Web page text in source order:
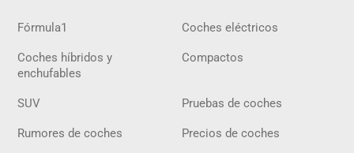
Fórmula1 Coches eléctricos
Coches híbridos y
enchufables
Compactos
SUV Pruebas de coches
Rumores de coches Precios de coches